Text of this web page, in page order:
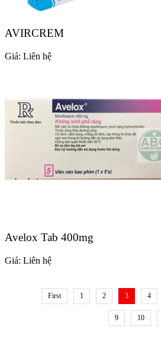
AVIRCREM
Giá: Liên hệ
Avelox Tab 400mg
Giá: Liên hệ
First 1 2 3 4
9 10